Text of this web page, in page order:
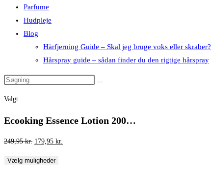
Parfume
Hudpleje
Blog
Hårfjerning Guide – Skal jeg bruge voks eller skraber?
Hårspray guide – sådan finder du den rigtige hårspray
Valgt:
Ecooking Essence Lotion 200…
249,95kr. Den
pris
179,95 kr.
Vælg muligheder